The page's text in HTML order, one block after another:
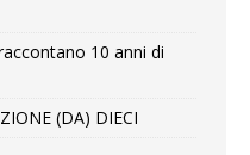
10 anni di
(DA) DIECI